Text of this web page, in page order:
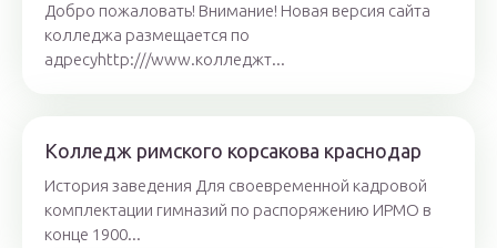
Добро пожаловать! Внимание! Новая версия сайта
колледжа размещается по
адресуhttp:///www.колледжт...
Колледж римского корсакова краснодар
История заведения Для своевременной кадровой
комплектации гимназий по распоряжению ИРМО в
конце 1900...